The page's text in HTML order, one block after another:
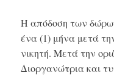
Η απόδοση των
ένα (1) μήνα μετά
νικητή. Μετά την
Διοργανώτρια και